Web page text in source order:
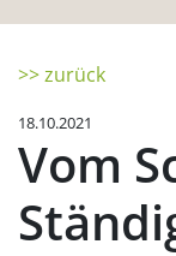
>> zurück
18.10.2021
Vom